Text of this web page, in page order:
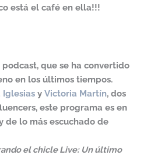
está el café en ella!!!
que se ha convertido
en los últimos tiempos.
Iglesias y Victoria Martín, dos
este programa es en
de lo más escuchado de
el chicle Live: Un último